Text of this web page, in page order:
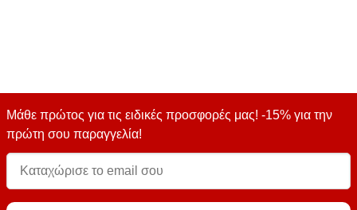
Μάθε πρώτος για τις ειδικές προσφορές μας! -15% για την
πρώτη σου παραγγελία!